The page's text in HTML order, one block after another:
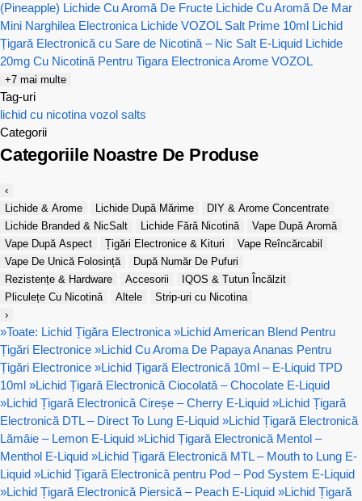
(Pineapple) Lichide Cu Aromă De Fructe Lichide Cu Aromă De Mar
Mini Narghilea Electronica Lichide VOZOL Salt Prime 10ml Lichid
Țigară Electronică cu Sare de Nicotină – Nic Salt E-Liquid Lichide
20mg Cu Nicotină Pentru Tigara ElectronicaArome VOZOL
+7 mai multe
Tag-uri
lichid cu nicotina vozol salts
Categorii
Categoriile Noastre De Produse
‹
Lichide & Arome
Lichide După Mărime
DIY & Arome Concentrate
Lichide Branded & NicSalt
Lichide Fără Nicotină
Vape După Aromă
Vape După Aspect
Țigări Electronice & Kituri
Vape Reîncărcabil
Vape De Unică Folosință
După Număr De Pufuri
Rezistențe & Hardware
Accesorii
IQOS & Tutun Încălzit
Pliculețe Cu Nicotină
Altele
Strip-uri cu Nicotina
›
»Toate: Lichid Țigăra Electronica »Lichid American Blend Pentru
Țigări Electronice »Lichid Cu Aroma De Papaya Ananas Pentru
Țigări Electronice »Lichid Țigară Electronică 10ml – E-Liquid TPD
10ml »Lichid Țigară Electronică Ciocolată – Chocolate E-Liquid
»Lichid Țigară Electronică Cireșe – Cherry E-Liquid »Lichid Țigară
Electronică DTL – Direct To Lung E-Liquid »Lichid Țigară Electronică
Lămâie – Lemon E-Liquid »Lichid Țigară Electronică Mentol –
Menthol E-Liquid »Lichid Țigară Electronică MTL – Mouth to Lung E-
Liquid »Lichid Țigară Electronică pentru Pod – Pod System E-Liquid
»Lichid Țigară Electronică Piersică – Peach E-Liquid »Lichid Țigară